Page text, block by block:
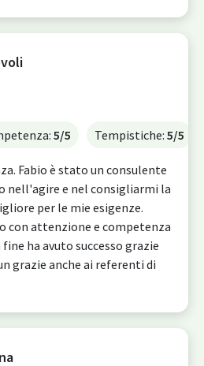
5/5 Tempistiche: 5/5
Fabio è stato un consulente
nell'agire e nel consigliarmi la
per le mie esigenze.
con attenzione e competenza
ha avuto successo grazie
grazie anche ai referenti di